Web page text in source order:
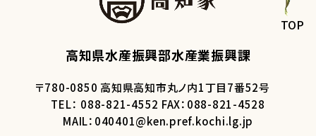
高知県水産振興部水産業振興課
〒780-0850 高知県高知市丸ノ内1丁目7番52号
TEL： 088-821-4552 FAX：088-821-4528
MAIL：040401@ken.pref.kochi.lg.jp
TOP